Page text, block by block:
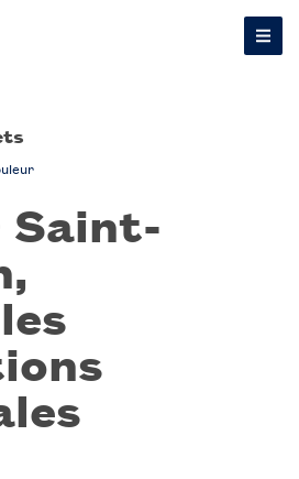
Saint-